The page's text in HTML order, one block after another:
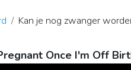
Kan je nog zwanger
Once I'm Off